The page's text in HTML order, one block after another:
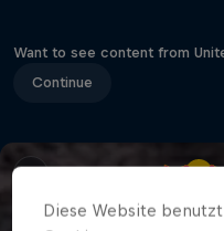
Want to see content from
Continue
Diese Website